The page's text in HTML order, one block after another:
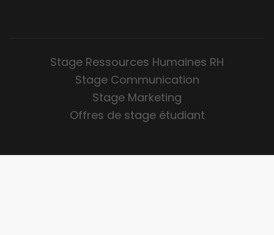
Stage Ressources Humaines RH
Stage Communication
Stage Marketing
Offres de stage étudiant